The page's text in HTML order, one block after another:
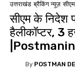
उत्तराखंड ब्रैकिंग न्यूज़
सीएम के निदेश
हैलीकॉप्टर, 3
By POSTMAN